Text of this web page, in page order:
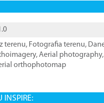
terenu, Fotografia terenu,
,Aerial photography,
orthophotomap
INSPIRE: